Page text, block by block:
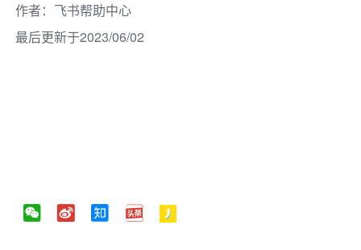
作者： 飞书帮助中心
最后更新于2023/06/02